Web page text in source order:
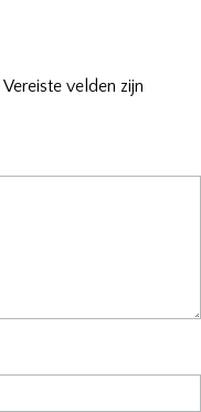
Vereiste velden zijn